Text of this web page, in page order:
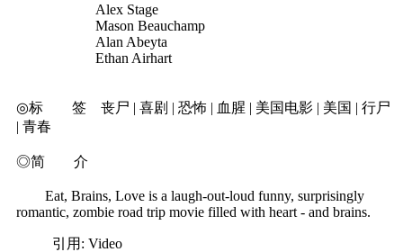
Alex Stage
Mason Beauchamp
Alan Abeyta
Ethan Airhart
◎标 签 丧尸 | 喜剧 | 恐怖 | 血腥 | 美国电影 | 美国 | 行尸
| 青春
◎简 介
Eat, Brains, Love is a laugh-out-loud funny, surprisingly
romantic, zombie road trip movie filled with heart - and brains.
引用: Video